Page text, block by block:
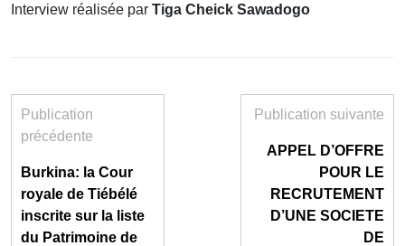
Interview réalisée par Tiga Cheick Sawadogo
Publication
précédente
Burkina: la Cour
royale de Tiébélé
inscrite sur la liste
du Patrimoine de
Publication suivante
APPEL D’OFFRE
POUR LE
RECRUTEMENT
D’UNE SOCIETE
DE